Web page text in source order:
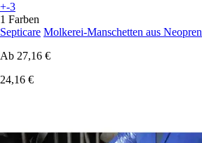
+-3
1 Farben
Septicare Molkerei-Manschetten aus Neopren
Ab 27,16 €
24,16 €